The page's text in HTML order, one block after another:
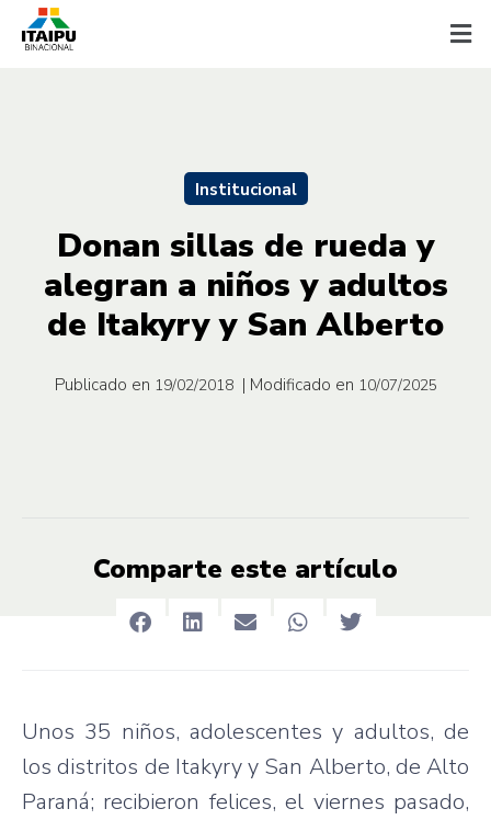
Institucional
Donan sillas de rueda y
alegran a niños y adultos
de Itakyry y San Alberto
Publicado en 19/02/2018 | Modificado en 10/07/2025
Comparte este artículo
Unos 35 niños, adolescentes y adultos, de
los distritos de Itakyry y San Alberto, de Alto
Paraná; recibieron felices, el viernes pasado,